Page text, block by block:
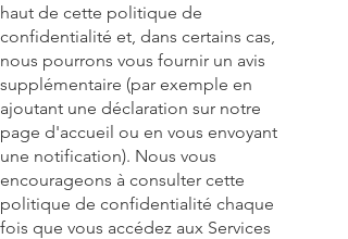
haut de cette politique de
confidentialité et, dans certains cas,
nous pourrons vous fournir un avis
supplémentaire (par exemple en
ajoutant une déclaration sur notre
page d'accueil ou en vous envoyant
une notification). Nous vous
encourageons à consulter cette
politique de confidentialité chaque
fois que vous accédez aux Services